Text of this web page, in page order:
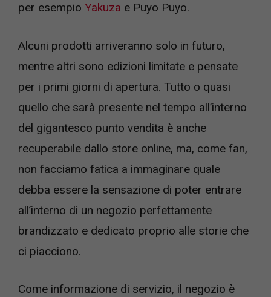
per esempio Yakuza e Puyo Puyo.
Alcuni prodotti arriveranno solo in futuro,
mentre altri sono edizioni limitate e pensate
per i primi giorni di apertura. Tutto o quasi
quello che sarà presente nel tempo all’interno
del gigantesco punto vendita è anche
recuperabile dallo store online, ma, come fan,
non facciamo fatica a immaginare quale
debba essere la sensazione di poter entrare
all’interno di un negozio perfettamente
brandizzato e dedicato proprio alle storie che
ci piacciono.
Come informazione di servizio, il negozio è